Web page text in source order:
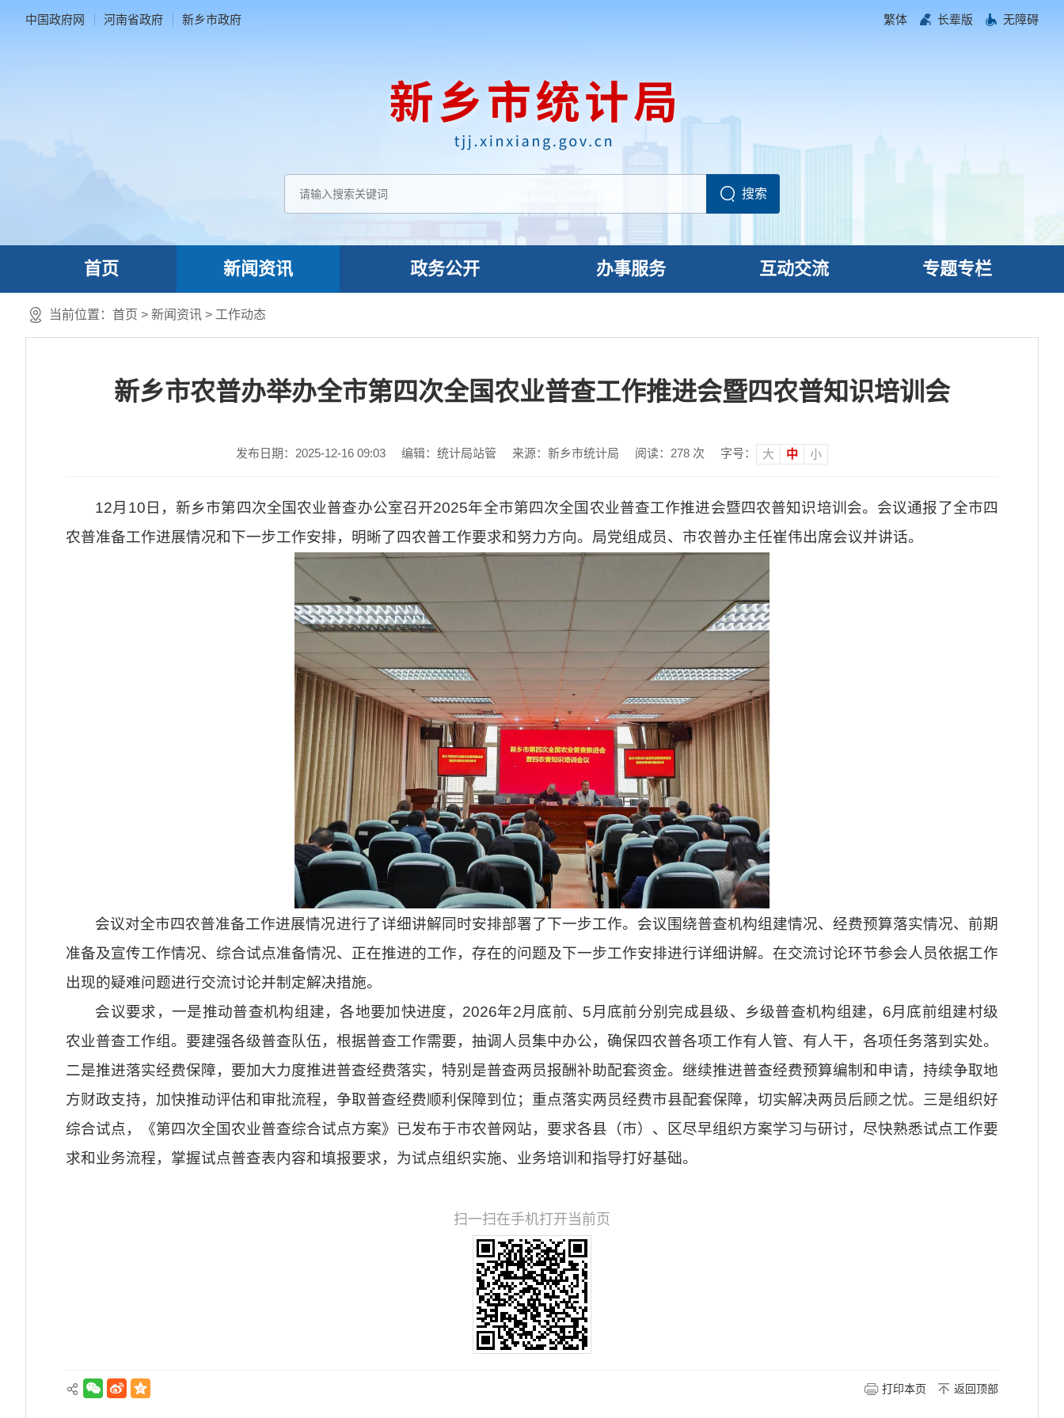
中国政府网 河南省政府 新乡市政府 繁体 长辈版 无障碍
首页 新闻资讯 政务公开 办事服务 互动交流 专题专栏
当前位置： 首页 > 新闻资讯 > 工作动态
新乡市农普办举办全市第四次全国农业普查工作推进会暨四农普知识培训会
发布日期：2025-12-16 09:03 编辑：统计局站管 来源：新乡市统计局 阅读： 278 次 字号： 大 中 小
12月10日，新乡市第四次全国农业普查办公室召开2025年全市第四次全国农业普查工作推进会暨四农普知识培训会。会议通报了全市四
农普准备工作进展情况和下一步工作安排，明晰了四农普工作要求和努力方向。局党组成员、市农普办主任崔伟出席会议并讲话。
会议对全市四农普准备工作进展情况进行了详细讲解同时安排部署了下一步工作。会议围绕普查机构组建情况、经费预算落实情况、前期
准备及宣传工作情况、综合试点准备情况、正在推进的工作，存在的问题及下一步工作安排进行详细讲解。在交流讨论环节参会人员依据工作
出现的疑难问题进行交流讨论并制定解决措施。
会议要求，一是推动普查机构组建，各地要加快进度，2026年2月底前、5月底前分别完成县级、乡级普查机构组建，6月底前组建村级
农业普查工作组。要建强各级普查队伍，根据普查工作需要，抽调人员集中办公，确保四农普各项工作有人管、有人干，各项任务落到实处。
二是推进落实经费保障，要加大力度推进普查经费落实，特别是普查两员报酬补助配套资金。继续推进普查经费预算编制和申请，持续争取地
方财政支持，加快推动评估和审批流程，争取普查经费顺利保障到位；重点落实两员经费市县配套保障，切实解决两员后顾之忧。三是组织好
综合试点，《第四次全国农业普查综合试点方案》已发布于市农普网站，要求各县（市）、区尽早组织方案学习与研讨，尽快熟悉试点工作要
求和业务流程，掌握试点普查表内容和填报要求，为试点组织实施、业务培训和指导打好基础。
扫一扫在手机打开当前页
打印本页 返回顶部